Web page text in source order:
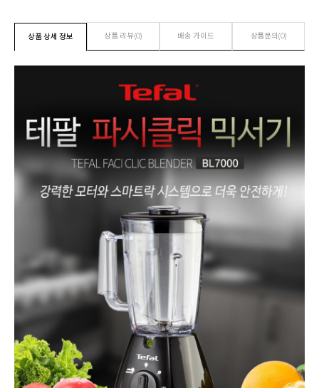
상품 상세 정보 상품 리뷰(0) 배송 가이드 상품문의(0)